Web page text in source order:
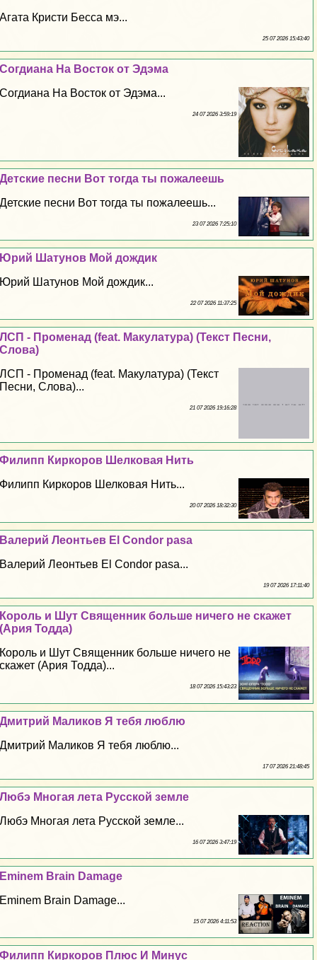
Агата Кристи Бесса мэ...
25 07 2026 15:43:40
Согдиана На Восток от Эдэма
Согдиана На Восток от Эдэма...
24 07 2026 3:59:19
Детские песни Вот тогда ты пожалеешь
Детские песни Вот тогда ты пожалеешь...
23 07 2026 7:25:10
Юрий Шатунов Мой дождик
Юрий Шатунов Мой дождик...
22 07 2026 11:37:25
ЛСП - Променад (feat. Макулатура) (Текст Песни,
Слова)
ЛСП - Променад (feat. Макулатура) (Текст
Песни, Слова)...
21 07 2026 19:16:28
Филипп Киркоров Шелковая Нить
Филипп Киркоров Шелковая Нить...
20 07 2026 18:32:30
Валерий Леонтьев El Condor pasa
Валерий Леонтьев El Condor pasa...
19 07 2026 17:11:40
Король и Шут Священник больше ничего не скажет
(Ария Тодда)
Король и Шут Священник больше ничего не
скажет (Ария Тодда)...
18 07 2026 15:43:23
Дмитрий Маликов Я тебя люблю
Дмитрий Маликов Я тебя люблю...
17 07 2026 21:48:45
Любэ Многая лета Русской земле
Любэ Многая лета Русской земле...
16 07 2026 3:47:19
Eminem Brain Damage
Eminem Brain Damage...
15 07 2026 4:11:53
Филипп Киркоров Плюс И Минус